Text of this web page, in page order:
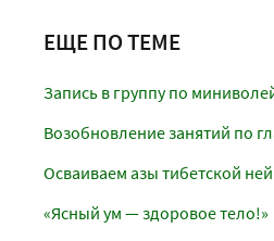
ЕЩЕ ПО ТЕМЕ
Запись в группу по
Возобновление занятий по
Осваиваем азы тибетской
«Ясный ум — здоровое тело!»